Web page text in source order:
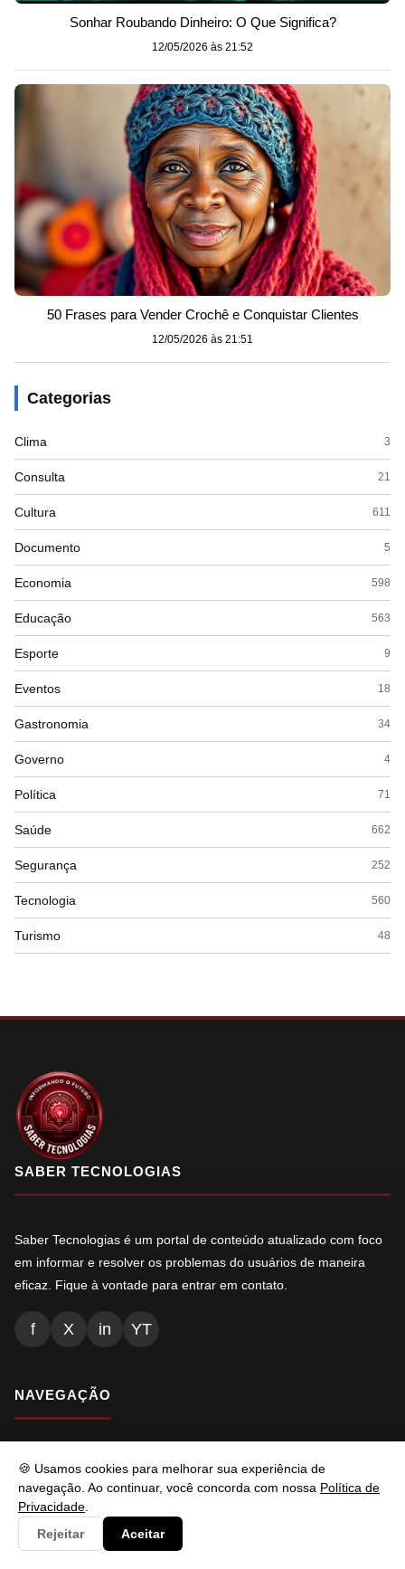
🍪 Usamos cookies para melhorar sua experiência de
navegação. Ao continuar, você concorda com nossa Política de
Privacidade
Rejeitar
Aceitar
Sonhar Roubando Dinheiro: O Que Significa?
12/05/2026 às 21:52
50 Frases para Vender Crochê e Conquistar Clientes
12/05/2026 às 21:51
Categorias
Clima 3
Consulta 21
Cultura 611
Documento 5
Economia 598
Educação 563
Esporte 9
Eventos 18
Gastronomia 34
Governo 4
Política 71
Saúde 662
Segurança 252
Tecnologia 560
Turismo 48
SABER TECNOLOGIAS
Saber Tecnologias é um portal de conteúdo atualizado com foco
em informar e resolver os problemas do usuários de maneira
eficaz. Fique à vontade para entrar em contato.
f X in YT
NAVEGAÇÃO
Conteúdos
Busca
Ads.txt